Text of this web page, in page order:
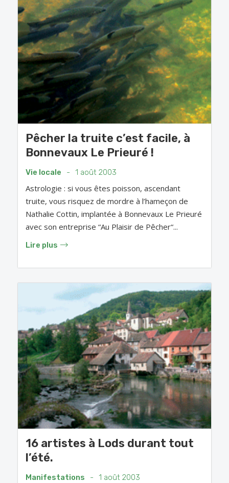
Pêcher la truite c’est facile, à
Bonnevaux Le Prieuré !
Vie locale - 1 août 2003
Astrologie : si vous êtes poisson, ascendant
truite, vous risquez de mordre à l’hameçon de
Nathalie Cottin, implantée à Bonnevaux Le Prieuré
avec son entreprise “Au Plaisir de Pêcher“...
Lire plus
16 artistes à Lods durant tout
l’été.
Manifestations - 1 août 2003